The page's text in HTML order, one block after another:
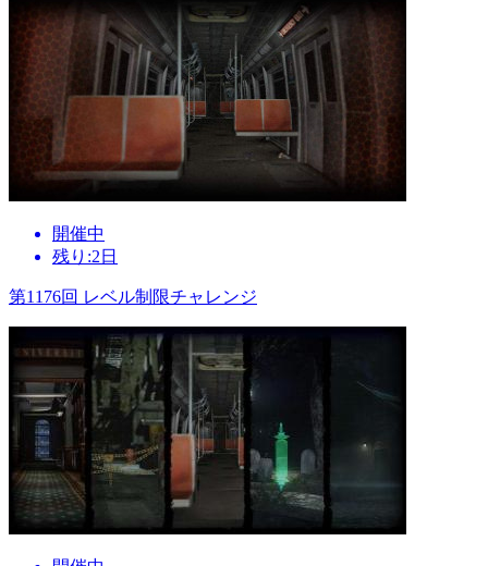
開催中
残り:2日
第1176回 レベル制限チャレンジ